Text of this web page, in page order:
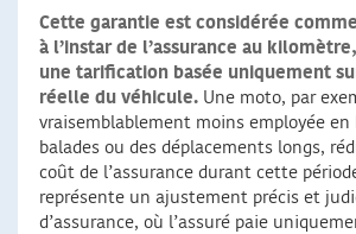
Cette garantie est considérée
à l’instar de l’assurance au
une tarification basée uniquement
réelle du véhicule. Une moto, par
vraisemblablement moins employée en
balades ou des déplacements longs,
coût de l’assurance durant cette
représente un ajustement précis et
d’assurance, où l’assuré paie